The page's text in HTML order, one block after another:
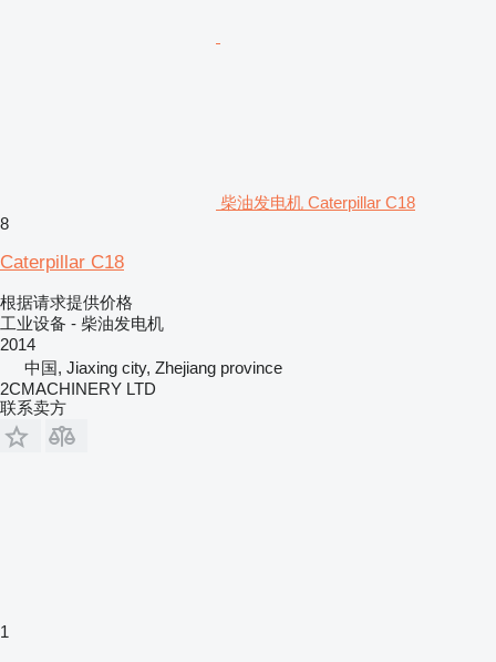
柴油发电机 Caterpillar C18
8
Caterpillar C18
根据请求提供价格
工业设备 - 柴油发电机
2014
中国, Jiaxing city, Zhejiang province
2CMACHINERY LTD
联系卖方
1